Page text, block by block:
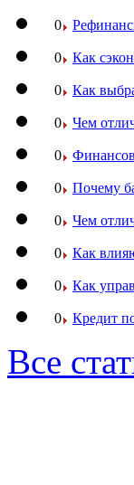
0
0 Как
0 Как
0 Чем
0
0 Почему
0 Чем
0 Как
0 Как
0 Кредит
Все